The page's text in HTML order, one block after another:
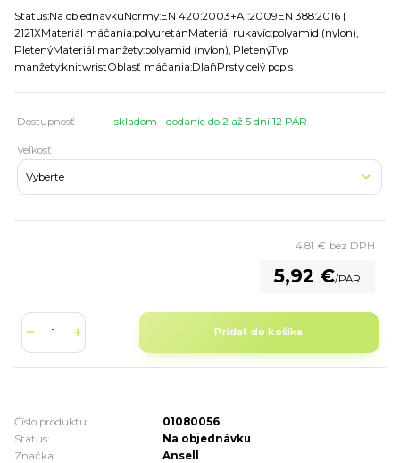
Status:Na objednávkuNormy:EN 420:2003+A1:2009EN 388:2016 |
2121XMateriál máčania:polyuretánMateriál rukavíc:polyamid (nylon),
PletenýMateriál manžety:polyamid (nylon), PletenýTyp
manžety:knitwristOblasť máčania:DlaňPrstycelý popis
Dostupnosť skladom - dodanie do 2 až 5 dní 12 PÁR
Veľkosť
5,92 €/PÁR
4,81 € bez DPH
Pridať do košíka
Číslo produktu:
01080056
Status:
Na objednávku
Značka:
Ansell